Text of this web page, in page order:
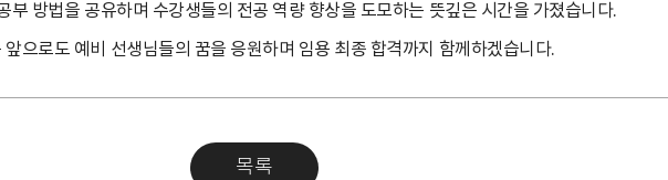
부 방법을 공유하며 수강생들의 전공 역량 향상을 도모하는 뜻깊은 시간을 가졌습니다.
앞으로도 예비 선생님들의 꿈을 응원하며 임용 최종 합격까지 함께하겠습니다.
목록